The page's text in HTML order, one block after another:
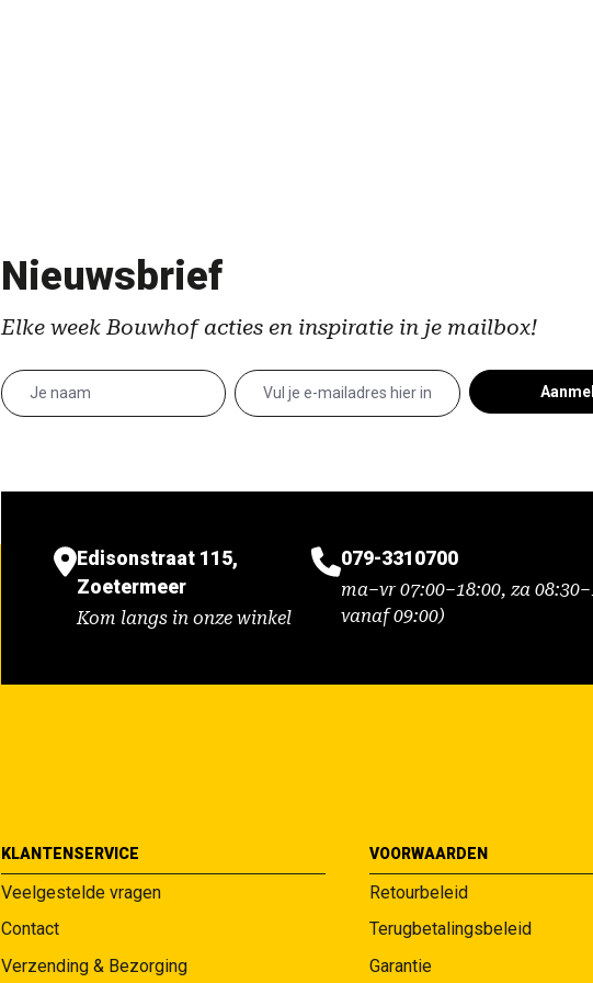
Nieuwsbrief
Elke week Bouwhof acties en inspiratie in je mailbox!
Edisonstraat 115,
Zoetermeer
Kom langs in onze winkel
079-3310700
ma–vr 07:00–18:00, za
vanaf 09:00)
KLANTENSERVICE
Veelgestelde vragen
Contact
Verzending & Bezorging
VOORWAARDEN
Retourbeleid
Terugbetalingsbeleid
Garantie